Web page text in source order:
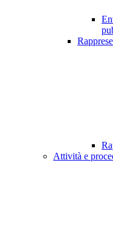
Attività e